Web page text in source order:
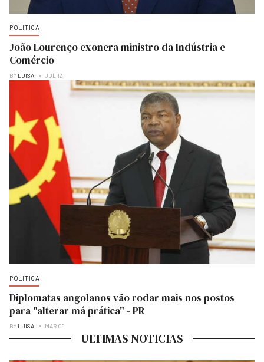
POLITICA
João Lourenço exonera ministro da Indústria e
Comércio
BY LUISA JUL 12
POLITICA
Diplomatas angolanos vão rodar mais nos postos
para "alterar má prática" - PR
BY LUISA MAR 09
ULTIMAS NOTICIAS